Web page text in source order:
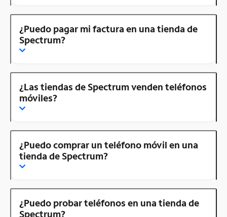
¿Puedo pagar mi factura en una tienda de
Spectrum?
¿Las tiendas de Spectrum venden teléfonos
móviles?
¿Puedo comprar un teléfono móvil en una
tienda de Spectrum?
¿Puedo probar teléfonos en una tienda de
Spectrum?